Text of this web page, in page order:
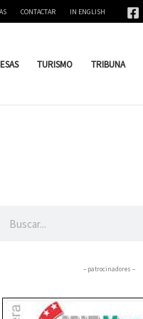
CONTACTAR IN ENGLISH
TURISMO TRIBUNA
– patrocinadores –